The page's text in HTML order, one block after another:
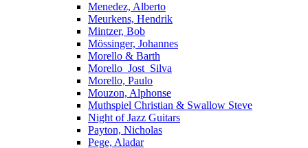
Menedez, Alberto
Meurkens, Hendrik
Mintzer, Bob
Mössinger, Johannes
Morello & Barth
Morello_Jost_Silva
Morello, Paulo
Mouzon, Alphonse
Muthspiel Christian & Swallow Steve
Night of Jazz Guitars
Payton, Nicholas
Pege, Aladar